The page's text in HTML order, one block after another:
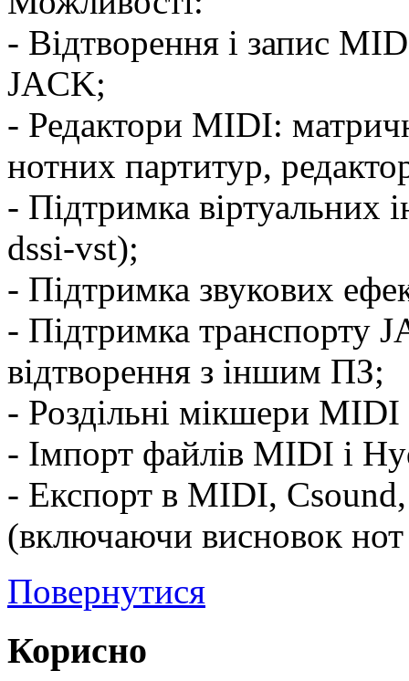
- Відтворення і запис
JACK;
- Редактори MIDI:
нотних партитур,
- Підтримка віртуальних
dssi-vst);
- Підтримка звукових
- Підтримка транспорту
відтворення з іншим ПЗ;
- Роздільні мікшери MIDI
- Імпорт файлів MIDI і
- Експорт в MIDI,
(включаючи висновок
Повернутися
Корисно